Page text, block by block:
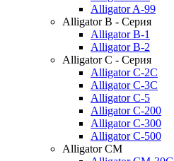
Alligator A-99
Alligator B - Серия
Alligator B-1
Alligator B-2
Alligator C - Серия
Alligator C-2C
Alligator C-3C
Alligator C-5
Alligator C-200
Alligator C-300
Alligator C-500
Alligator CM